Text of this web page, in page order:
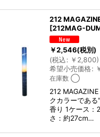
212
[212MAG-
￥2,546(税別)
(税込: ￥ 2,800)
希望小売価格:
在庫数 ◯
212
クカラーであ
香り 1ケース：
さ：約27cm…